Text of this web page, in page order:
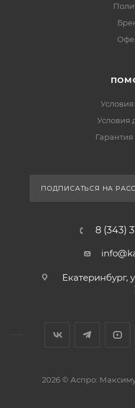
Условия
Гарантия
ПОДПИСАТЬСЯ НА
8 (343)
Екатеринбург,
2026 © Аспро: